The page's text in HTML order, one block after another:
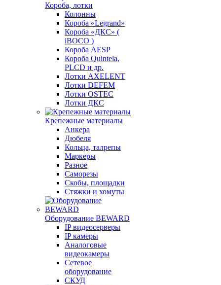
Короба, лотки
Колонны
Короба «Legrand»
Короба «ДКС» (
iBOCO )
Короба AESP
Короба Quintela,
PLCD и др.
Лотки AXELENT
Лотки DEFEM
Лотки OSTEC
Лотки ДКС
Крепежные материалы
Анкера
Дюбеля
Кольца, талрепы
Маркеры
Разное
Саморезы
Скобы, площадки
Стяжки и хомуты
Оборудование BEWARD
IP видеосерверы
IP камеры
Аналоговые
видеокамеры
Сетевое
оборудование
СКУД